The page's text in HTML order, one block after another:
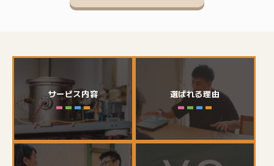
サービス内容 選ばれる理由